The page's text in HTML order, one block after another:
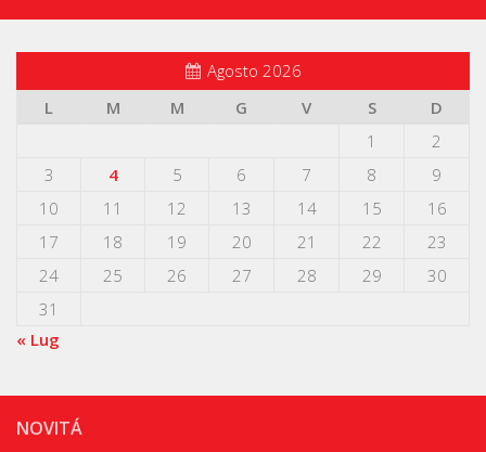
Agosto 2026
L
M M G V S
D
1
2
3
4 5 6 7 8
9
10
11 12 13 14 15
16
17
18 19 20 21 22
23
24
25 26 27 28 29
30
31
« Lug
NOVITÁ